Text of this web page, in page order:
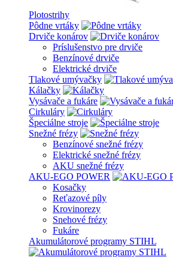
Plotostrihy
Pôdne vrtáky
Drviče konárov
Príslušenstvo pre drviče
Benzínové drviče
Elektrické drviče
Tlakové umývačky
Kálačky
Vysávače a fukáre
Cirkuláry
Špeciálne stroje
Snežné frézy
Benzínové snežné frézy
Elektrické snežné frézy
AKU snežné frézy
AKU-EGO POWER
Kosačky
Reťazové píly
Krovinorezy
Snehové frézy
Fukáre
Akumulátorové programy STIHL